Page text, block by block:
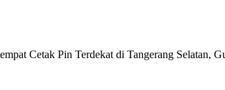
Cetak Pin Terdekat di Tangerang Selatan,